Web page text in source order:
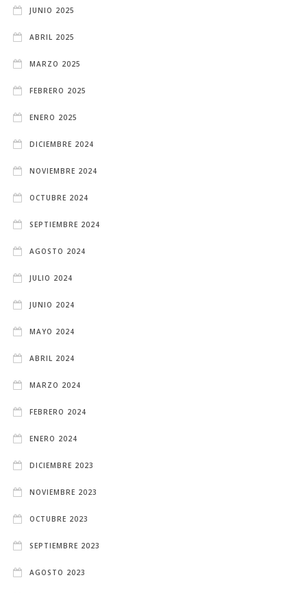
JUNIO 2025
ABRIL 2025
MARZO 2025
FEBRERO 2025
ENERO 2025
DICIEMBRE 2024
NOVIEMBRE 2024
OCTUBRE 2024
SEPTIEMBRE 2024
AGOSTO 2024
JULIO 2024
JUNIO 2024
MAYO 2024
ABRIL 2024
MARZO 2024
FEBRERO 2024
ENERO 2024
DICIEMBRE 2023
NOVIEMBRE 2023
OCTUBRE 2023
SEPTIEMBRE 2023
AGOSTO 2023